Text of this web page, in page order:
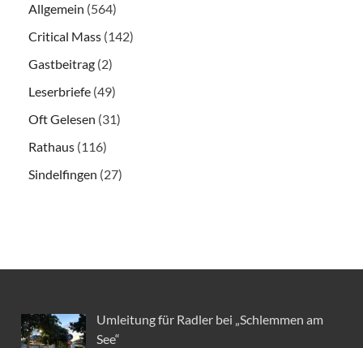
Allgemein (564)
Critical Mass (142)
Gastbeitrag (2)
Leserbriefe (49)
Oft Gelesen (31)
Rathaus (116)
Sindelfingen (27)
Umleitung für Radler bei „Schlemmen am
See“